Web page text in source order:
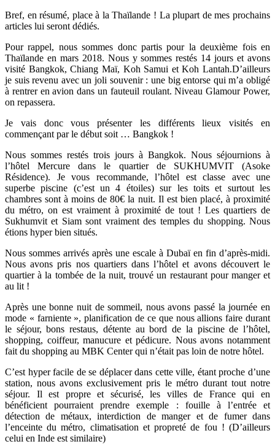
Bref, en résumé, place à la Thaïlande ! La plupart de mes prochains
articles lui seront dédiés.
Pour rappel, nous sommes donc partis pour la deuxième fois en
Thaïlande en mars 2018. Nous y sommes restés 14 jours et avons
visité Bangkok, Chiang Maï, Koh Samui et Koh Lantah.D’ailleurs
je suis revenu avec un joli souvenir : une big entorse qui m’a obligé
à rentrer en avion dans un fauteuil roulant. Niveau Glamour Power,
on repassera.
Je vais donc vous présenter les différents lieux visités en
commençant par le début soit … Bangkok !
Nous sommes restés trois jours à Bangkok. Nous séjournions à
l’hôtel Mercure dans le quartier de SUKHUMVIT (Asoke
Résidence). Je vous recommande, l’hôtel est classe avec une
superbe piscine (c’est un 4 étoiles) sur les toits et surtout les
chambres sont à moins de 80€ la nuit. Il est bien placé, à proximité
du métro, on est vraiment à proximité de tout ! Les quartiers de
Sukhumvit et Siam sont vraiment des temples du shopping. Nous
étions hyper bien situés.
Nous sommes arrivés après une escale à Dubaï en fin d’après-midi.
Nous avons pris nos quartiers dans l’hôtel et avons découvert le
quartier à la tombée de la nuit, trouvé un restaurant pour manger et
au lit !
Après une bonne nuit de sommeil, nous avons passé la journée en
mode « farniente », planification de ce que nous allions faire durant
le séjour, bons restaus, détente au bord de la piscine de l’hôtel,
shopping, coiffeur, manucure et pédicure. Nous avons notamment
fait du shopping au MBK Center qui n’était pas loin de notre hôtel.
C’est hyper facile de se déplacer dans cette ville, étant proche d’une
station, nous avons exclusivement pris le métro durant tout notre
séjour. Il est propre et sécurisé, les villes de France qui en
bénéficient pourraient prendre exemple : fouille à l’entrée et
détection de métaux, interdiction de manger et de fumer dans
l’enceinte du métro, climatisation et propreté de fou ! (D’ailleurs
celui en Inde est similaire)